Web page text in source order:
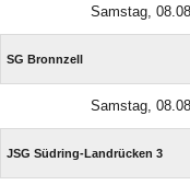
Samstag,
SG Bronnzell
Samstag,
JSG Südring-Landrücken 3